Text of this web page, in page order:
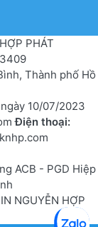
PHÁT
Thành phố Hồ
10/07/2023
Điện thoại:
ACB - PGD Hiệp
NGUYỄN HỢP